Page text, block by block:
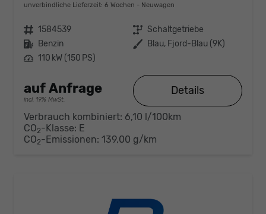
unverbindliche Lieferzeit: 6 Wochen Neuwagen
Fahrzeugnr. 1584539 Getriebe Schaltgetriebe
Kraftstoff Benzin Außenfarbe Blau, Fjord-Blau (9K)
Leistung 110 kW (150 PS)
auf Anfrage
incl. 19% MwSt.
Details
Verbrauch kombiniert: 6,10 l/100km
CO2-Klasse: E
CO2-Emissionen: 139,00 g/km